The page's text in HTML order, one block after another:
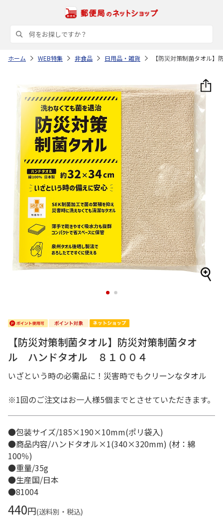
ホーム WEB特集 非食品 日用品・雑貨 【防災対策制菌タオル
1 2
【防災対策制菌タオル】防災対策制菌タオ
ル ハンドタオル ８１００４
いざという時の必需品に！災害時でもクリーンなタオル
※1回のご注文はお一人様5個までとさせていただきます。
●包装サイズ/185×190×10mm(ポリ袋入)
●商品内容/ハンドタオル×1(340×320mm) (材：綿
100％)
●重量/35g
●生産国/日本
●81004
440円(送料別・税込)